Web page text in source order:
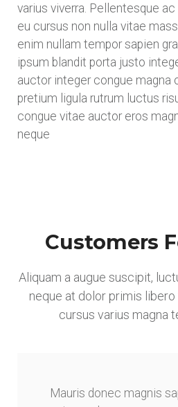
varius viverra. Pellentesque
eu cursus non nulla vitae
enim nullam tempor sapien
ipsum blandit porta justo
auctor integer congue magna
pretium ligula rutrum luctus
congue vitae auctor eros
neque
Customers
Aliquam a augue suscipit,
neque at dolor primis
cursus varius magna
Mauris donec magnis